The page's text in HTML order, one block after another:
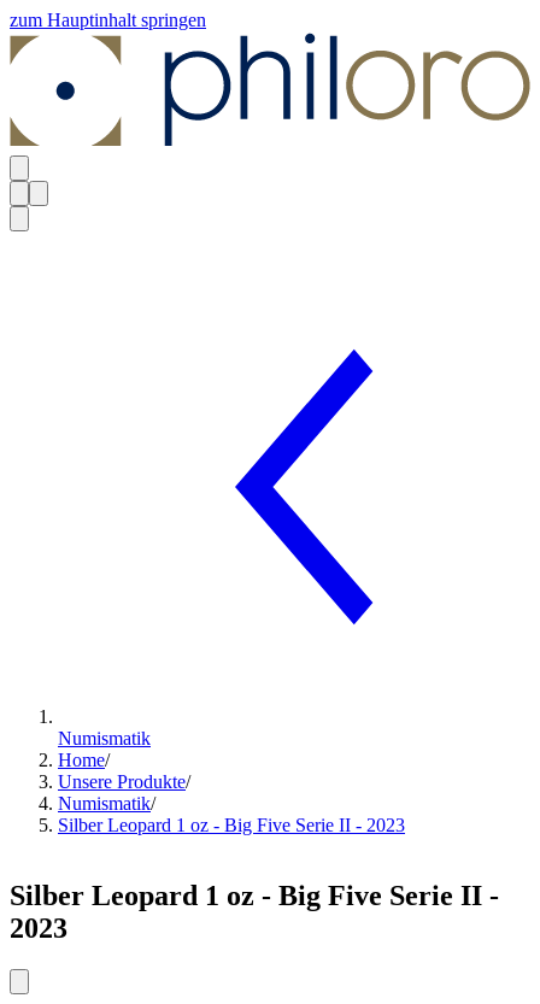
zum Hauptinhalt springen
Numismatik
Home/
Unsere Produkte/
Numismatik/
Silber Leopard 1 oz - Big Five Serie II - 2023
Silber Leopard 1 oz - Big Five Serie II -
2023